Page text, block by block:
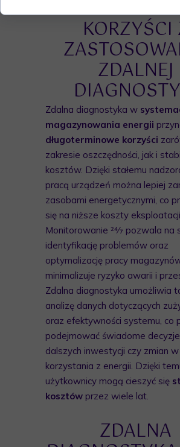
KORZYŚCI
ZDALNEJ
Zdalna diagnostyka w
magazynowania energii
długoterminowe korzyści
zakresie oszczędności, jak i
kosztów. Dzięki stałemu
pracą urządzeń można lepiej
zasobami energetycznymi, co
się na niższe koszty
Monitorowanie 24⁄7 pozwala na
identyfikację problemów oraz
optymalizację pracy
minimalizuje ryzyko awarii i
Zdalna diagnostyka umożliwia
analizę danych dotyczących
oraz efektywności systemu, co
podejmować świadome
dalszych inwestycji czy zmian
korzystania z energii. Dzięki
użytkownicy mogą cieszyć się
kosztów przez wiele lat.
ZDALNA